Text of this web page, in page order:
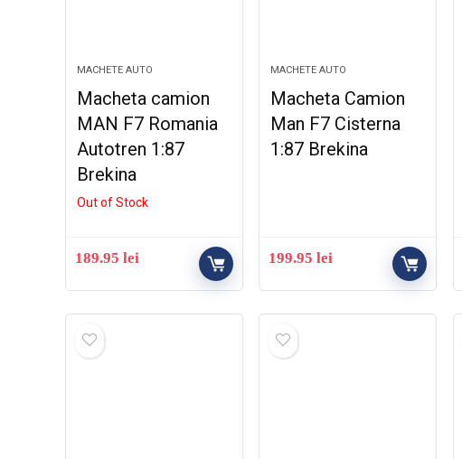
MACHETE AUTO
Macheta camion
MAN F7 Romania
Autotren 1:87
Brekina
Out of Stock
189.95lei
MACHETE AUTO
Macheta Camion
Man F7 Cisterna
1:87 Brekina
199.95lei